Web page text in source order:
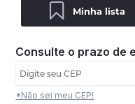
Minha lista
Consulte o prazo de
*Não sei meu CEP!